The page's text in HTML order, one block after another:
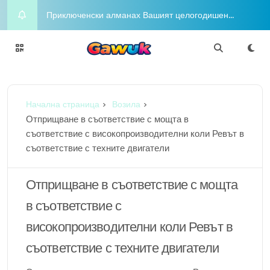
Приключенски алманах Вашият целогодишен
пътеводител за радостта и приключенията
Night on the Town Горещи концепции за облекло
гордост
Йога Блаженство Издигнете духа си с медитация
Шофиране в разкош Бляскавият лайфстайл в
луксозни коли
Начална страница Возила
Отприщване в съответствие с мощта в
съответствие с високопроизводителни коли Ревът в
съответствие с техните двигатели
Отприщване в съответствие с мощта
в съответствие с
високопроизводителни коли Ревът в
съответствие с техните двигатели